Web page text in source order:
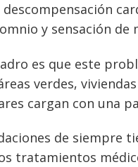
y sensación de
es que este
verdes,
cargan con una
de siempre
tratamientos